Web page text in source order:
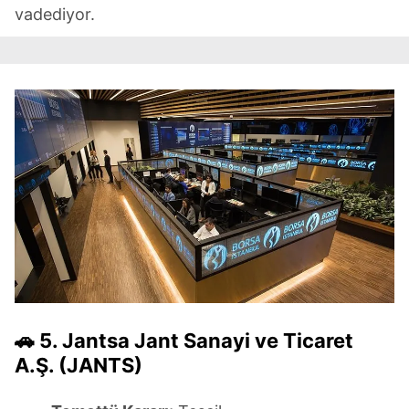
için Ayarlar butonuna tıklayabilir,Çerez Bilgilendirme
Metnimiziziyaret edebilirsiniz.
6698 sayılı Kişisel Verilerin Korunması Kanunu uyarınca
hazırlanmış Aydınlatma Metnimizi okumak ve sitemizde
ilgili mevzuata uygun olarak kullanılan çerezlerle ilgili bilgi
almak için lütfentıklayınız.
vadediyor.
🚗 5. Jantsa Jant Sanayi ve Ticaret
A.Ş. (JANTS)